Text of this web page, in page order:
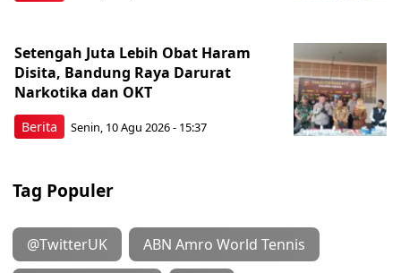
Berita
Setengah Juta Lebih Obat Haram
Disita, Bandung Raya Darurat
Narkotika dan OKT
Senin, 10 Agu 2026 - 15:37
Tag Populer
@TwitterUK ABN Amro World Tennis